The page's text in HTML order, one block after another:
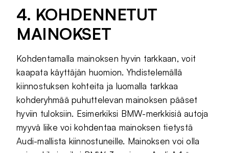
4. KOHDENNETUT
MAINOKSET
Kohdentamalla mainoksen hyvin tarkkaan, voit
kaapata käyttäjän huomion. Yhdistelemällä
kiinnostuksen kohteita ja luomalla tarkkaa
kohderyhmää puhuttelevan mainoksen pääset
hyviin tuloksiin. Esimerkiksi BMW-merkkisiä autoja
myyvä liike voi kohdentaa mainoksen tietystä
Audi-mallista kiinnostuneille. Mainoksen voi olla